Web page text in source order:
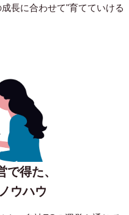
長に合わせて"育てていける
得た、
ウハウ